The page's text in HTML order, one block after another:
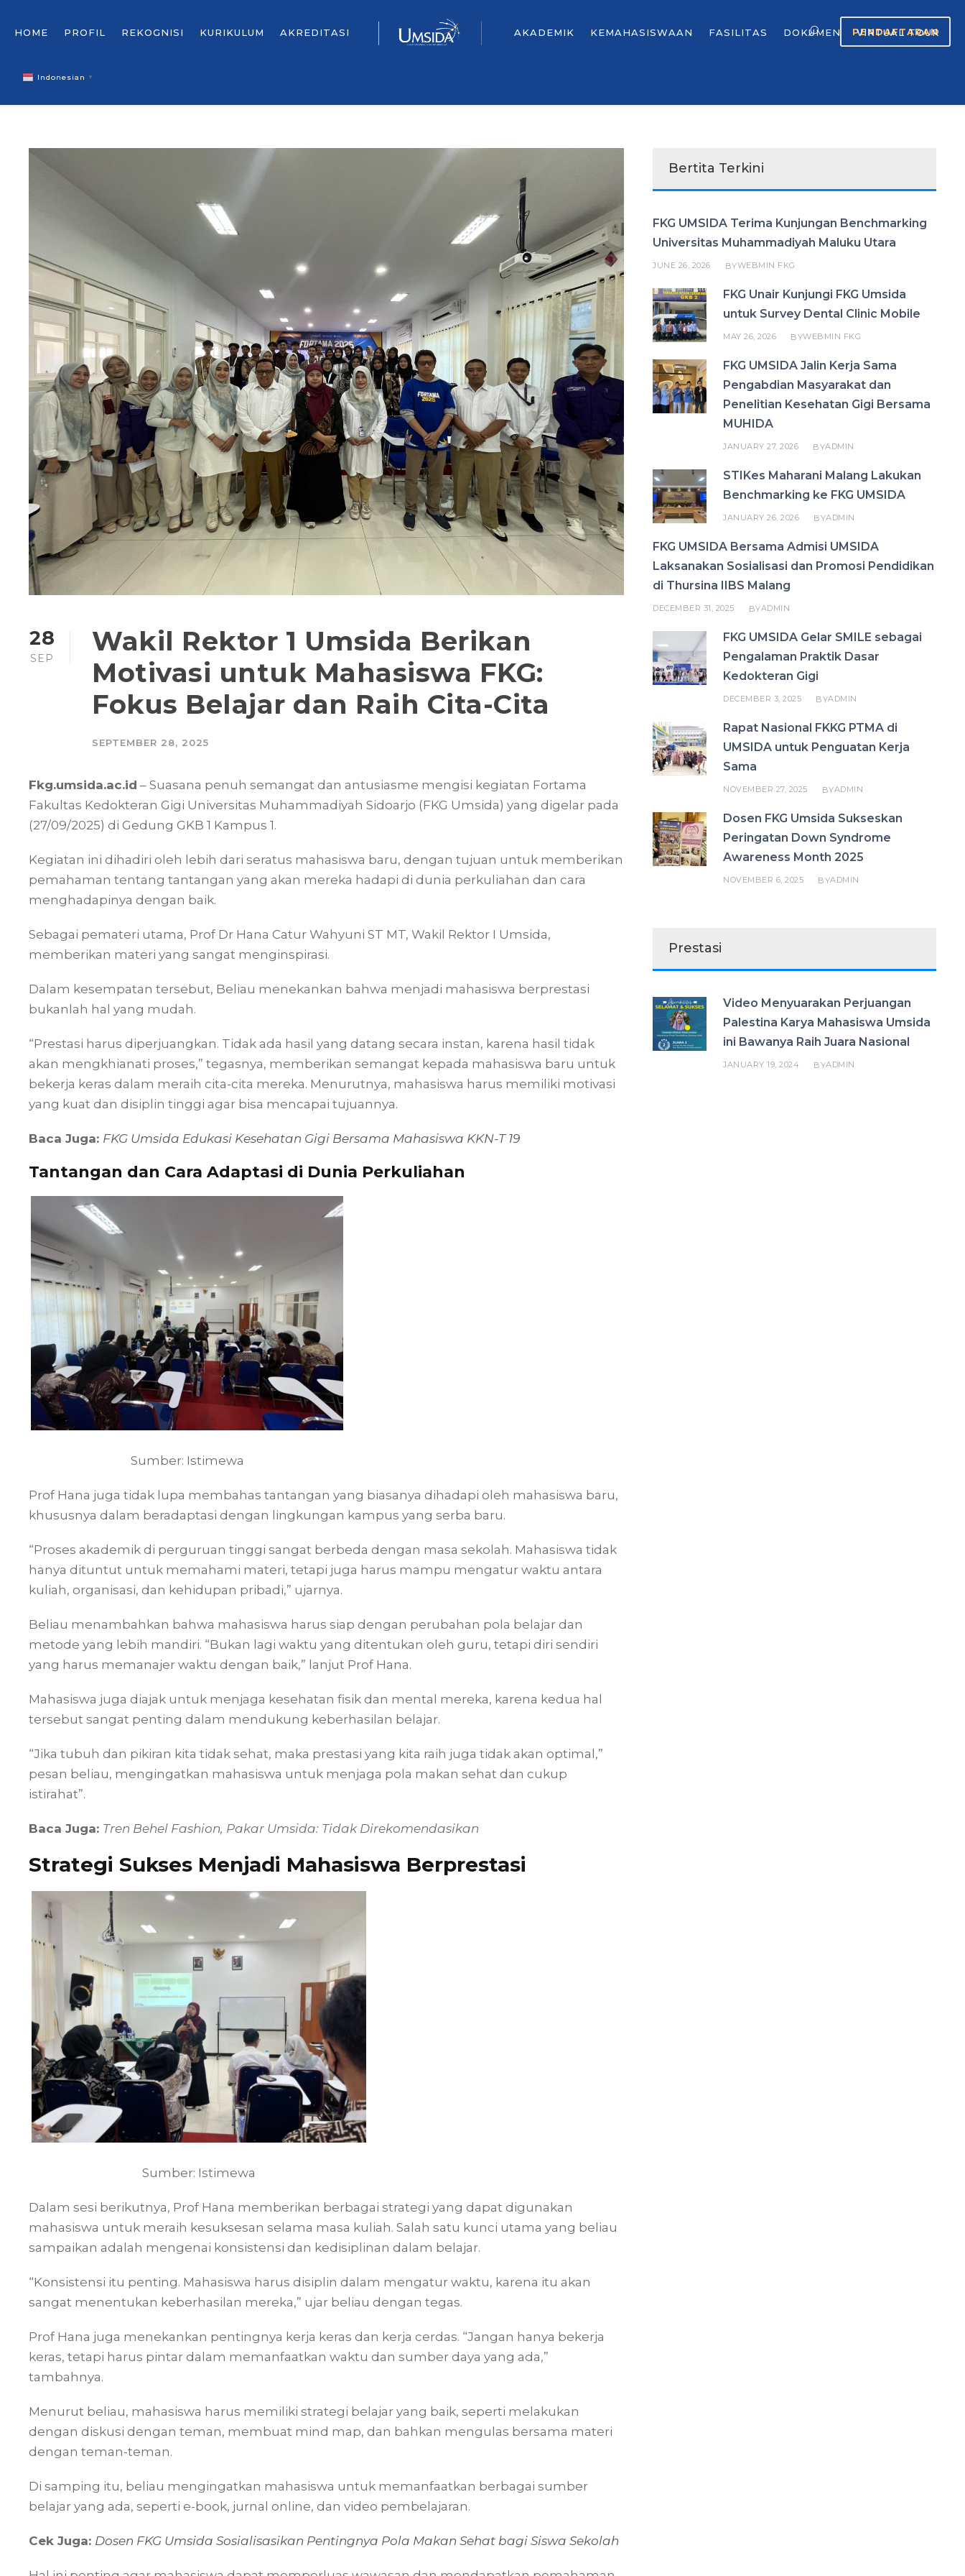
HOME PROFIL REKOGNISI KURIKULUM AKREDITASI AKADEMIK KEMAHASISWAAN FASILITAS DOKUMEN VIRTUAL TOUR
Indonesian ▼
PENDAFTARAN
28
SEP
Wakil Rektor 1 Umsida Berikan
Motivasi untuk Mahasiswa FKG:
Fokus Belajar dan Raih Cita-Cita
SEPTEMBER 28, 2025
Fkg.umsida.ac.id – Suasana penuh semangat dan antusiasme mengisi kegiatan Fortama
Fakultas Kedokteran Gigi Universitas Muhammadiyah Sidoarjo (FKG Umsida) yang digelar pada
(27/09/2025) di Gedung GKB 1 Kampus 1.
Kegiatan ini dihadiri oleh lebih dari seratus mahasiswa baru, dengan tujuan untuk memberikan
pemahaman tentang tantangan yang akan mereka hadapi di dunia perkuliahan dan cara
menghadapinya dengan baik.
Sebagai pemateri utama, Prof Dr Hana Catur Wahyuni ST MT, Wakil Rektor I Umsida,
memberikan materi yang sangat menginspirasi.
Dalam kesempatan tersebut, Beliau menekankan bahwa menjadi mahasiswa berprestasi
bukanlah hal yang mudah.
“Prestasi harus diperjuangkan. Tidak ada hasil yang datang secara instan, karena hasil tidak
akan mengkhianati proses,” tegasnya, memberikan semangat kepada mahasiswa baru untuk
bekerja keras dalam meraih cita-cita mereka. Menurutnya, mahasiswa harus memiliki motivasi
yang kuat dan disiplin tinggi agar bisa mencapai tujuannya.
Baca Juga: FKG Umsida Edukasi Kesehatan Gigi Bersama Mahasiswa KKN-T 19
Tantangan dan Cara Adaptasi di Dunia Perkuliahan
Sumber: Istimewa
Prof Hana juga tidak lupa membahas tantangan yang biasanya dihadapi oleh mahasiswa baru,
khususnya dalam beradaptasi dengan lingkungan kampus yang serba baru.
“Proses akademik di perguruan tinggi sangat berbeda dengan masa sekolah. Mahasiswa tidak
hanya dituntut untuk memahami materi, tetapi juga harus mampu mengatur waktu antara
kuliah, organisasi, dan kehidupan pribadi,” ujarnya.
Beliau menambahkan bahwa mahasiswa harus siap dengan perubahan pola belajar dan
metode yang lebih mandiri. “Bukan lagi waktu yang ditentukan oleh guru, tetapi diri sendiri
yang harus memanajer waktu dengan baik,” lanjut Prof Hana.
Mahasiswa juga diajak untuk menjaga kesehatan fisik dan mental mereka, karena kedua hal
tersebut sangat penting dalam mendukung keberhasilan belajar.
“Jika tubuh dan pikiran kita tidak sehat, maka prestasi yang kita raih juga tidak akan optimal,”
pesan beliau, mengingatkan mahasiswa untuk menjaga pola makan sehat dan cukup
istirahat”.
Baca Juga: Tren Behel Fashion, Pakar Umsida: Tidak Direkomendasikan
Strategi Sukses Menjadi Mahasiswa Berprestasi
Sumber: Istimewa
Dalam sesi berikutnya, Prof Hana memberikan berbagai strategi yang dapat digunakan
mahasiswa untuk meraih kesuksesan selama masa kuliah. Salah satu kunci utama yang beliau
sampaikan adalah mengenai konsistensi dan kedisiplinan dalam belajar.
“Konsistensi itu penting. Mahasiswa harus disiplin dalam mengatur waktu, karena itu akan
sangat menentukan keberhasilan mereka,” ujar beliau dengan tegas.
Prof Hana juga menekankan pentingnya kerja keras dan kerja cerdas. “Jangan hanya bekerja
keras, tetapi harus pintar dalam memanfaatkan waktu dan sumber daya yang ada,”
tambahnya.
Menurut beliau, mahasiswa harus memiliki strategi belajar yang baik, seperti melakukan
dengan diskusi dengan teman, membuat mind map, dan bahkan mengulas bersama materi
dengan teman-teman.
Di samping itu, beliau mengingatkan mahasiswa untuk memanfaatkan berbagai sumber
belajar yang ada, seperti e-book, jurnal online, dan video pembelajaran.
Cek Juga: Dosen FKG Umsida Sosialisasikan Pentingnya Pola Makan Sehat bagi Siswa Sekolah
Bertita Terkini
FKG UMSIDA Terima Kunjungan Benchmarking
Universitas Muhammadiyah Maluku Utara
JUNE 26, 2026 BYWEBMIN FKG
FKG Unair Kunjungi FKG Umsida
untuk Survey Dental Clinic Mobile
MAY 26, 2026 BYWEBMIN FKG
FKG UMSIDA Jalin Kerja Sama
Pengabdian Masyarakat dan
Penelitian Kesehatan Gigi Bersama
MUHIDA
JANUARY 27, 2026 BYADMIN
STIKes Maharani Malang Lakukan
Benchmarking ke FKG UMSIDA
JANUARY 26, 2026 BYADMIN
FKG UMSIDA Bersama Admisi UMSIDA
Laksanakan Sosialisasi dan Promosi Pendidikan
di Thursina IIBS Malang
DECEMBER 31, 2025 BYADMIN
FKG UMSIDA Gelar SMILE sebagai
Pengalaman Praktik Dasar
Kedokteran Gigi
DECEMBER 3, 2025 BYADMIN
Rapat Nasional FKKG PTMA di
UMSIDA untuk Penguatan Kerja
Sama
NOVEMBER 27, 2025 BYADMIN
Dosen FKG Umsida Sukseskan
Peringatan Down Syndrome
Awareness Month 2025
NOVEMBER 6, 2025 BYADMIN
Prestasi
Video Menyuarakan Perjuangan
Palestina Karya Mahasiswa Umsida
ini Bawanya Raih Juara Nasional
JANUARY 19, 2024 BYADMIN